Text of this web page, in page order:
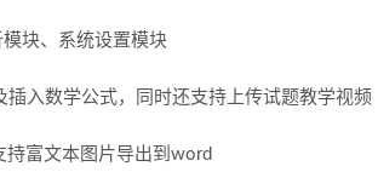
块、系统设置模块
入数学公式，同时还支持上传试题教学视频
富文本图片导出到word